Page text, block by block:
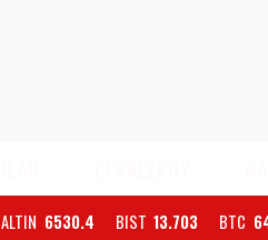
ALTIN 6530.4 BIST 13.703 BTC